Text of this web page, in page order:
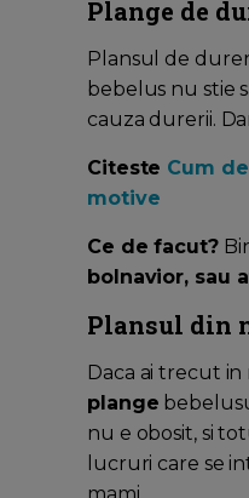
Plange de
Plansul de
bebelus nu stie
cauza durerii.
Citeste Cum
motive
Ce de facut?
bolnavior, sau
Plansul din
Daca ai trecut in
plange
nu e obosit, si
lucruri care se